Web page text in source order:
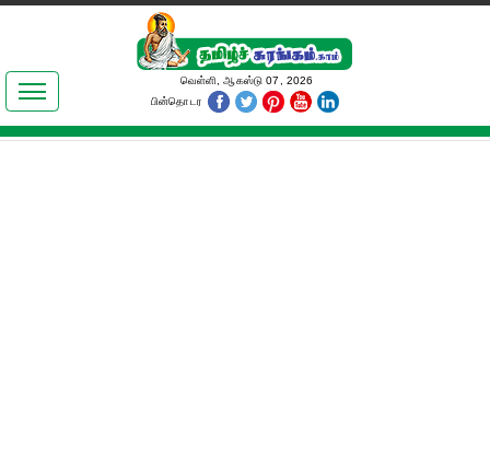
இலக்கியங்கள்
தமிழ் உலகம்
வெள்ளி, ஆகஸ்டு 07, 2026
பின்தொடர